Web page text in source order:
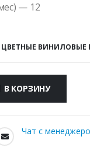
— 12
ЦВЕТНЫЕ ВИНИЛОВЫЕ
В КОРЗИНУ
Чат с